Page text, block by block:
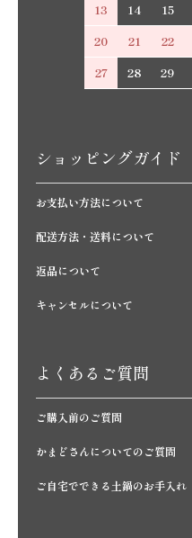
13
14 15
20
21 22
27
28 29
ショッピングガイド
お支払い方法について
配送方法・送料について
返品について
キャンセルについて
よくあるご質問
ご購入前のご質問
かまどさんについてのご質問
ご自宅でできる土鍋のお手入れ